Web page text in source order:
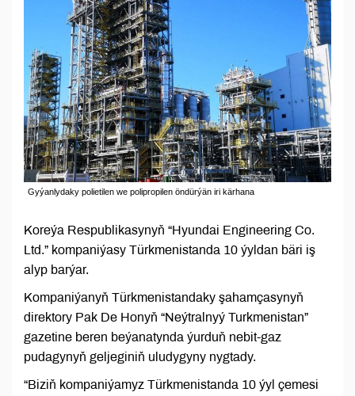
Gyýanlydaky polietilen we polipropilen öndürýän iri kärhana
Koreýa Respublikasynyň “Hyundai Engineering Co.
Ltd.” kompaniýasy Türkmenistanda 10 ýyldan bäri iş
alyp barýar.
Kompaniýanyň Türkmenistandaky şahamçasynyň
direktory Pak De Honyň “Neýtralnyý Turkmenistan”
gazetine beren beýanatynda ýurduň nebit-gaz
pudagynyň geljeginiň uludygyny nygtady.
“Biziň kompaniýamyz Türkmenistanda 10 ýyl çemesi